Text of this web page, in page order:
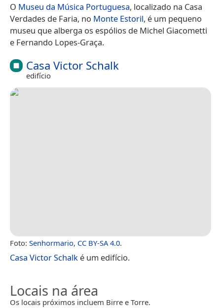
O Museu da Música Portuguesa, localizado na Casa
Verdades de Faria, no Monte Estoril, é um pequeno
museu que alberga os espólios de Michel Giacometti
e Fernando Lopes-Graça.
Casa Victor Schalk
edifício
Foto: Senhormario, CC BY-SA 4.0.
Casa Victor Schalk é um edifício.
Locais na área
Os locais próximos incluem Birre e Torre.